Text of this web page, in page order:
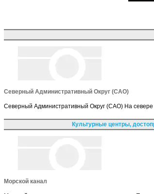
Северный Административный Округ (САО)
Северный Административный Округ (САО) На
Культурные центры,
Морской канал